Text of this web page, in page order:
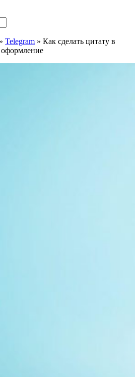
» Telegram » Как сделать цитату в